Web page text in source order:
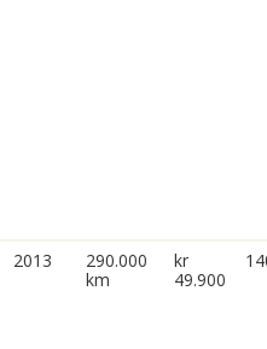
2013
290.000
km
kr
49.900